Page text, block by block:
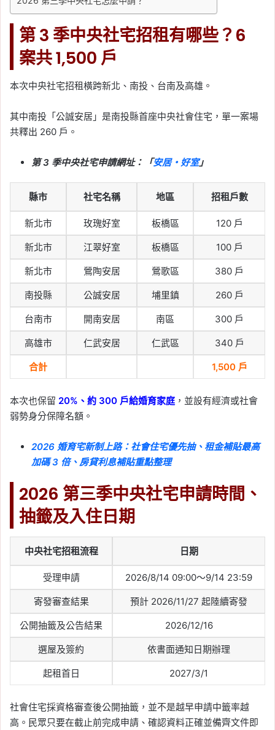
新低！連續 5 個月跌破
2%
房租指數 , 租屋, 租屋族
首購族晚 5 年買房多花
價 5 年漲四成以上！
信義全球資產公司
信義嘉學, 信義房屋
2026-06-08
股市大跌會影響房市嗎？
信義房屋整理 6 次歷史經
驗：關鍵在無薪假與就業
信義, 信義不動產評論 , 信義代銷
信義全球資產公司
信義房屋
信義房屋不動產評論
房價, 房市, 買房
2026-06-03
六都 5 月房市買氣回溫！
高雄月增 24% 領漲，央
行鬆綁後成屋市場人氣回
Tag:信義, 信義不動產評論, 信義代銷 ,
信義全球資產公司
2026-05-31
預售解約率近 4 年低於
2.5%，信義房屋示警：買
錯比解約更傷
Tag:信義, 信義不動產評論, 信義代銷 ,
信義全球資產公司, 信義嘉學 , 信義房屋
信義房屋不動產評論, 房價, 房市, 房市
分析, 買房
2026-05-31
預售市場量縮至 6 年同期
新低，中南部熱區首當其
衝！跌幅逾 6 成
信義全球資產公司, 信義嘉學, 信義房屋
信義房屋不動產評論, 房價, 房市, 房市
第 3 季中央社宅招租有哪些？6
案共 1,500 戶
本次中央社宅招租橫跨新北、南投、台南及高雄。
其中南投「公誠安居」是南投縣首座中央社會住宅，單一案場
共釋出 260 戶。
第 3 季中央社宅申請網址：「安居・好室」
縣市 社宅名稱 地區 招租戶數
新北市 玫瑰好室 板橋區 120 戶
新北市 江翠好室 板橋區 100 戶
新北市 鶯陶安居 鶯歌區 380 戶
南投縣 公誠安居 埔里鎮 260 戶
台南市 開南安居 南區 300 戶
高雄市 仁武安居 仁武區 340 戶
合計 1,500 戶
本次也保留 20%、約 300 戶給婚育家庭 ，並設有經濟或社會
弱勢身分保障名額。
2026 婚育宅新制上路：社會住宅優先抽、租金補貼最高
加碼 3 倍、房貸利息補貼重點整理
2026 第三季中央社宅申請時間、
抽籤及入住日期
中央社宅招租流程 日期
受理申請 2026/8/14 09:00～9/14 23:59
寄發審查結果 預計 2026/11/27 起陸續寄發
公開抽籤及公告結果 2026/12/16
選屋及簽約 依書面通知日期辦理
起租首日 2027/3/1
社會住宅採資格審查後公開抽籤，並不是越早申請中籤率越
高。民眾只要在截止前完成申請、確認資料正確並備齊文件即